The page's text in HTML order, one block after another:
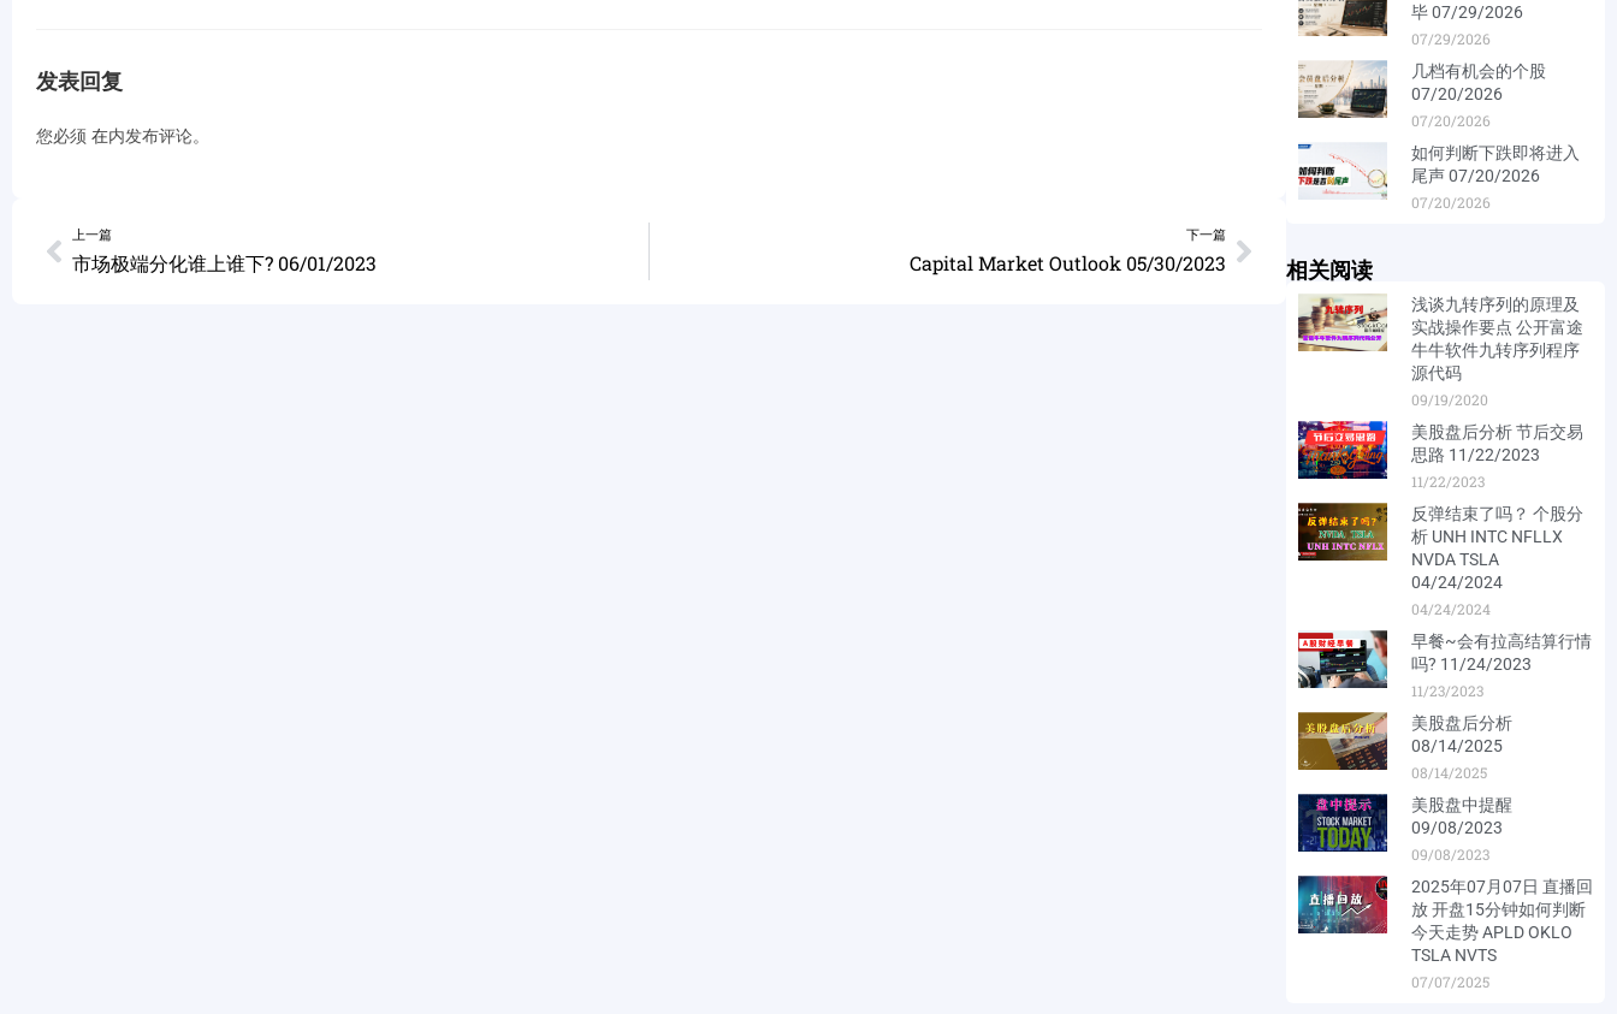
发表回复
您必须 在内发布评论。
上一篇
市场极端分化谁上谁下? 06/01/2023
下一篇
Capital Market Outlook 05/30/2023
毕 07/29/2026
07/29/2026
几档有机会的个股
07/20/2026
07/20/2026
如何判断下跌即将进入
尾声 07/20/2026
07/20/2026
相关阅读
浅谈九转序列的原理及
实战操作要点 公开富途
牛牛软件九转序列程序
源代码
09/19/2020
美股盘后分析 节后交易
思路 11/22/2023
11/22/2023
反弹结束了吗？ 个股分
析 UNH INTC NFLLX
NVDA TSLA
04/24/2024
04/24/2024
早餐~会有拉高结算行情
吗? 11/24/2023
11/23/2023
美股盘后分析
08/14/2025
08/14/2025
美股盘中提醒
09/08/2023
09/08/2023
2025年07月07日 直播回
放 开盘15分钟如何判断
今天走势 APLD OKLO
TSLA NVTS
07/07/2025